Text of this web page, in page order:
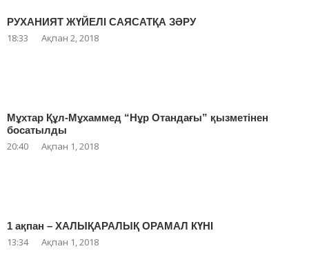
РУХАНИЯТ ЖҮЙЕЛІ САЯСАТҚА ЗӘРУ
18:33 Ақпан 2, 2018
Мұхтар Құл-Мұхаммед “Нұр Отандағы” қызметінен
босатылды
20:40 Ақпан 1, 2018
1 ақпан – ХАЛЫҚАРАЛЫҚ ОРАМАЛ КҮНІ
13:34 Ақпан 1, 2018